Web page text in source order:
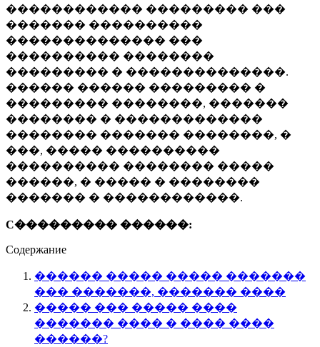
������������ ��������� ���
������� ����������
�������������� ���
���������� ��������
��������� � ��������������.
������ ������ ��������� �
��������� ��������, �������
�������� � �������������
�������� ������� ��������, �
���, ����� ����������
���������� �������� �����
������, � ����� � ��������
������� � ������������.
C��������� ������:
Содержание
������ ����� ����� �������
��� �������, ������� ����
����� ��� ����� ����
������� ���� � ���� ����
������?